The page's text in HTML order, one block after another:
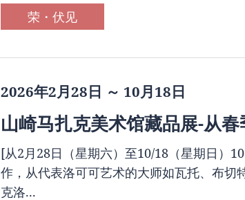
荣・伏见
2026年2月28日 ～ 10月18日
山崎马扎克美术馆藏品展-从
[从2月28日（星期六）至10/18（星期日）
作，从代表洛可可艺术的大师如瓦托、布切
克洛...